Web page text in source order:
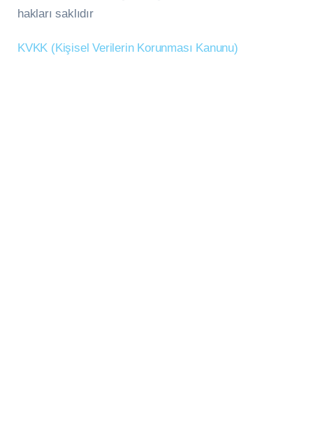
hakları saklıdır
KVKK (Kişisel Verilerin Korunması Kanunu)